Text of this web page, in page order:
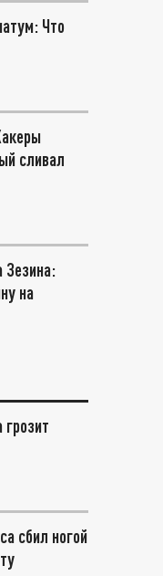
Что
сливал
Зезина:
на
сбил ногой